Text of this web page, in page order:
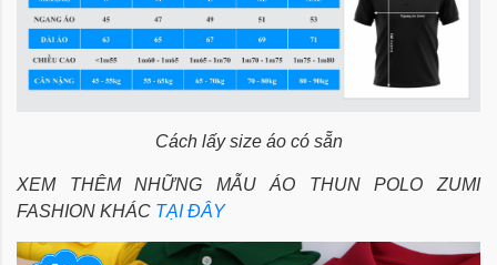
Cách lấy size áo có sẵn
XEM THÊM NHỮNG MẪU ÁO THUN POLO ZUMI
FASHION KHÁC TẠI ĐÂY